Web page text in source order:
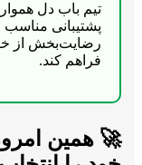
تیم باب دل
پشتیبانی مناسب
رضایت‌بخش از
فراهم کند.
🚀 همین